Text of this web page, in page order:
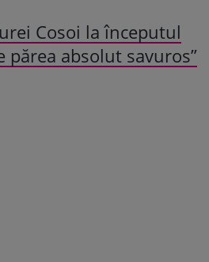
Cosoi la începutul
părea absolut savuros”